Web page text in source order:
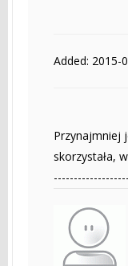
Added: 2015-
Przynajmniej
skorzystała,